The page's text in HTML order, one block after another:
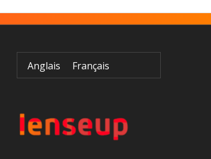
Anglais Français